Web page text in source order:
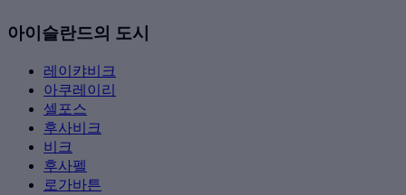
아이슬란드의 도시
레이캬비크
아쿠레이리
셀포스
후사비크
비크
후사펠
로가바튼